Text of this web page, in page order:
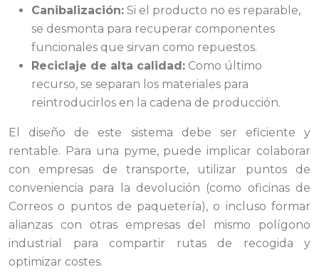
Canibalización: Si el producto no es reparable,
se desmonta para recuperar componentes
funcionales que sirvan como repuestos.
Reciclaje de alta calidad: Como último
recurso, se separan los materiales para
reintroducirlos en la cadena de producción.
El diseño de este sistema debe ser eficiente y
rentable. Para una pyme, puede implicar colaborar
con empresas de transporte, utilizar puntos de
conveniencia para la devolución (como oficinas de
Correos o puntos de paquetería), o incluso formar
alianzas con otras empresas del mismo polígono
industrial para compartir rutas de recogida y
optimizar costes.